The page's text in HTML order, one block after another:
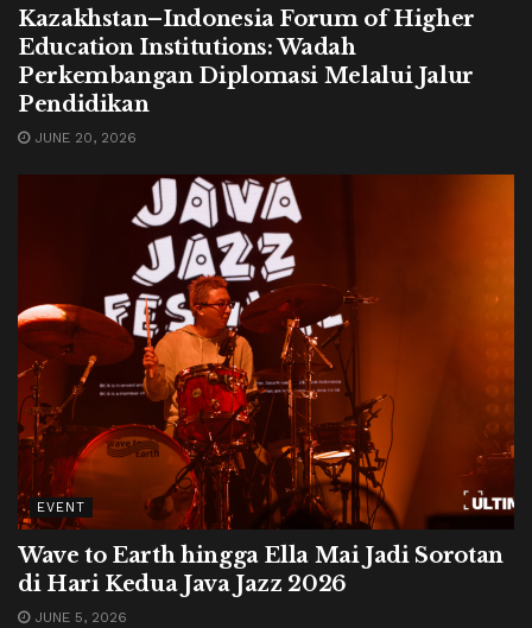
Kazakhstan–Indonesia Forum of Higher
Education Institutions: Wadah
Perkembangan Diplomasi Melalui Jalur
Pendidikan
JUNE 20, 2026
EVENT
Wave to Earth hingga Ella Mai Jadi Sorotan
di Hari Kedua Java Jazz 2026
JUNE 5, 2026